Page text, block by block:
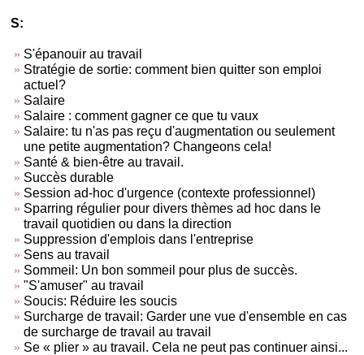
S:
S'épanouir au travail
Stratégie de sortie: comment bien quitter son emploi
actuel?
Salaire
Salaire : comment gagner ce que tu vaux
Salaire: tu n'as pas reçu d'augmentation ou seulement
une petite augmentation? Changeons cela!
Santé & bien-être au travail.
Succès durable
Session ad-hoc d'urgence (contexte professionnel)
Sparring régulier pour divers thèmes ad hoc dans le
travail quotidien ou dans la direction
Suppression d'emplois dans l'entreprise
Sens au travail
Sommeil: Un bon sommeil pour plus de succès.
"S'amuser" au travail
Soucis: Réduire les soucis
Surcharge de travail: Garder une vue d'ensemble en cas
de surcharge de travail au travail
Se « plier » au travail. Cela ne peut pas continuer ainsi...